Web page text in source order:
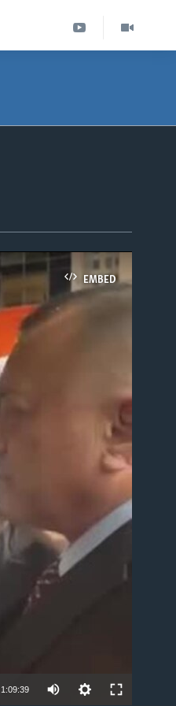
EMBED
1:09:39